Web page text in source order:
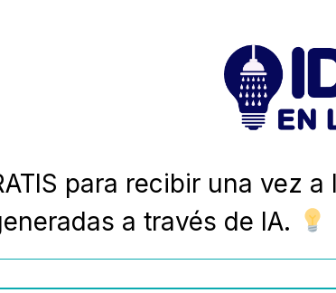
para recibir una vez
a través de IA.